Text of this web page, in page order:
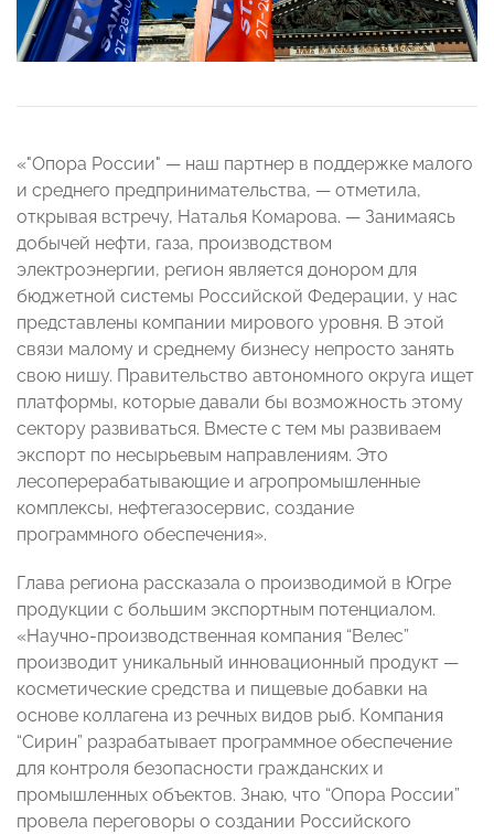
«"Опора России" — наш партнер в поддержке малого
и среднего предпринимательства, — отметила,
открывая встречу, Наталья Комарова. — Занимаясь
добычей нефти, газа, производством
электроэнергии, регион является донором для
бюджетной системы Российской Федерации, у нас
представлены компании мирового уровня. В этой
связи малому и среднему бизнесу непросто занять
свою нишу. Правительство автономного округа ищет
платформы, которые давали бы возможность этому
сектору развиваться. Вместе с тем мы развиваем
экспорт по несырьевым направлениям. Это
лесоперерабатывающие и агропромышленные
комплексы, нефтегазосервис, создание
программного обеспечения».
Глава региона рассказала о производимой в Югре
продукции с большим экспортным потенциалом.
«Научно-производственная компания “Велес”
производит уникальный инновационный продукт —
косметические средства и пищевые добавки на
основе коллагена из речных видов рыб. Компания
“Сирин” разрабатывает программное обеспечение
для контроля безопасности гражданских и
промышленных объектов. Знаю, что “Опора России”
провела переговоры о создании Российского